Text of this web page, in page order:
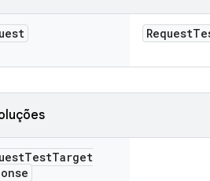
Request
TestTarget